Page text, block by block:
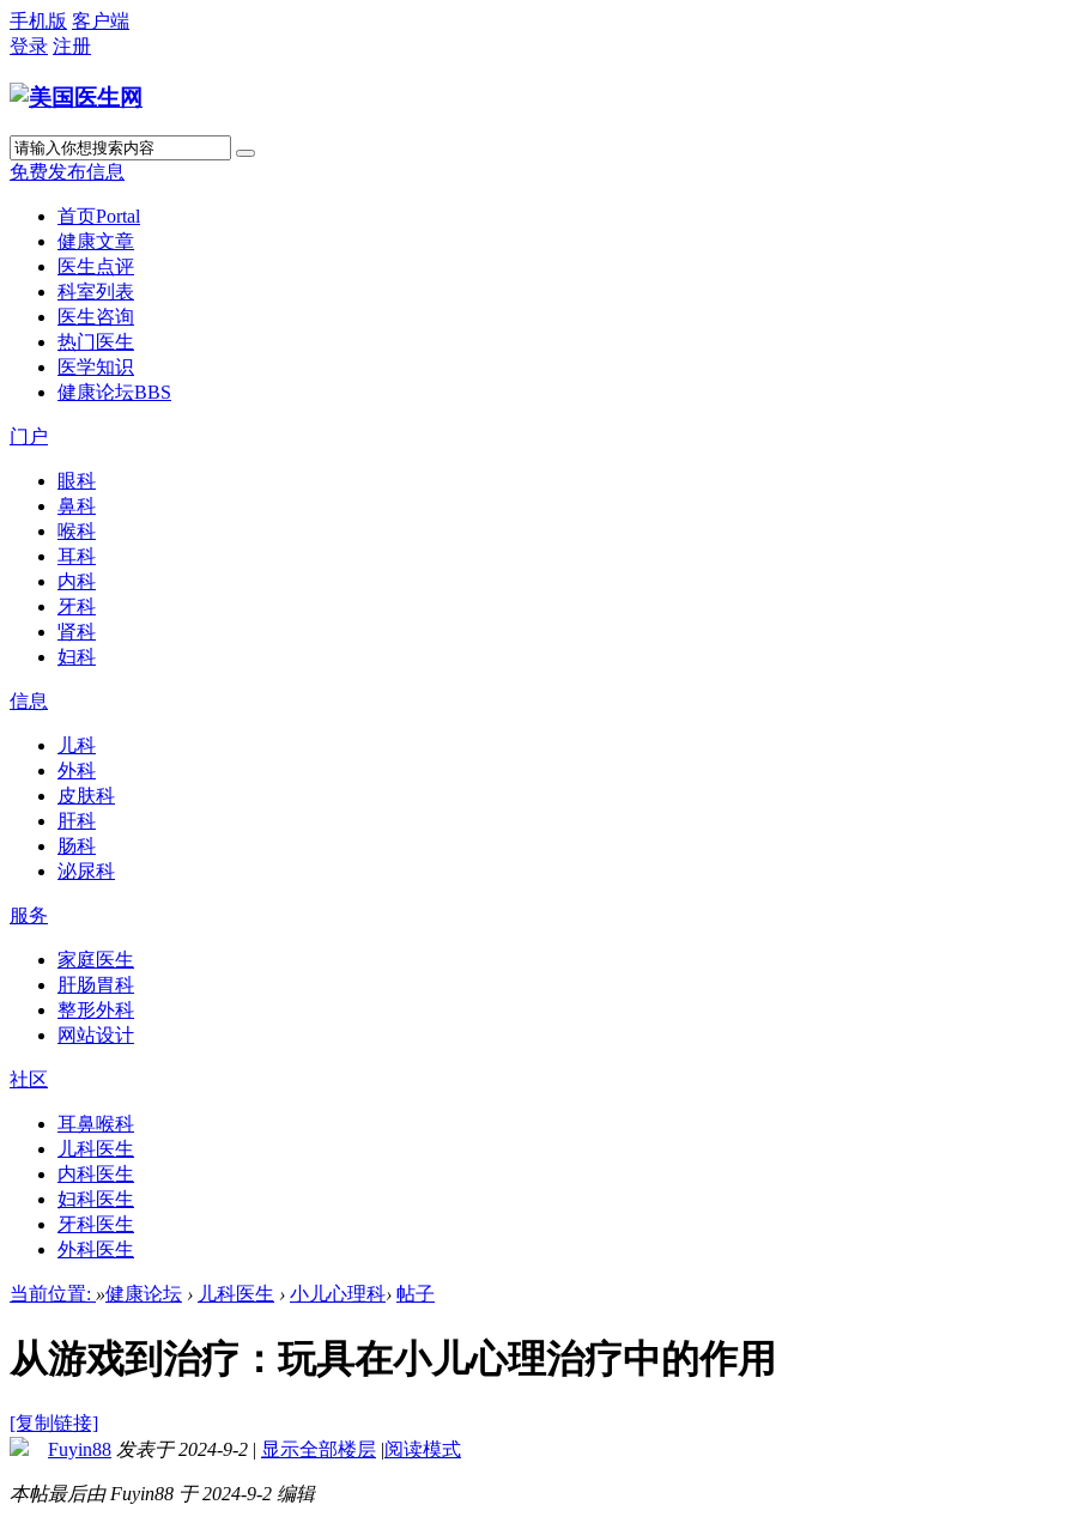
手机版 客户端
登录 注册
免费发布信息
首页Portal
健康文章
医生点评
科室列表
医生咨询
热门医生
医学知识
健康论坛BBS
门户
眼科
鼻科
喉科
耳科
内科
牙科
肾科
妇科
信息
儿科
外科
皮肤科
肝科
肠科
泌尿科
服务
家庭医生
肝肠胃科
整形外科
网站设计
社区
耳鼻喉科
儿科医生
内科医生
妇科医生
牙科医生
外科医生
当前位置: »健康论坛 › 儿科医生 › 小儿心理科› 帖子
从游戏到治疗：玩具在小儿心理治疗中的作用
[复制链接]
Fuyin88 发表于 2024-9-2 | 显示全部楼层 |阅读模式
本帖最后由 Fuyin88 于 2024-9-2 编辑